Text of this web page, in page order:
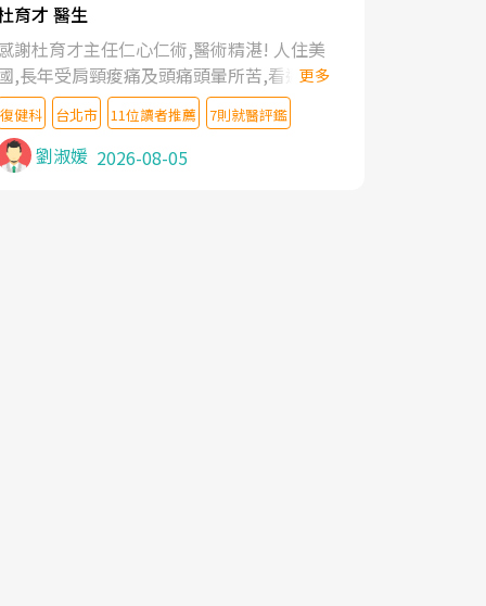
育才 醫生
謝杜育才主任仁心仁術,醫術精湛! 人住美
,長年受肩頸痠痛及頭痛頭暈所苦,看遍名醫
授,做了各種檢查,也嘗試過西醫打針,中醫
灸及物理徒手治療都沒有用,後來連吃到嗎
類止痛藥都效果有限,只是壓症狀,沒多久就
起來,多年失眠嚴重影響生活品質. 台灣親
更多
復健科 台北市 11位讀者推薦 7則就醫評鑑
劉淑媛 2026-08-05